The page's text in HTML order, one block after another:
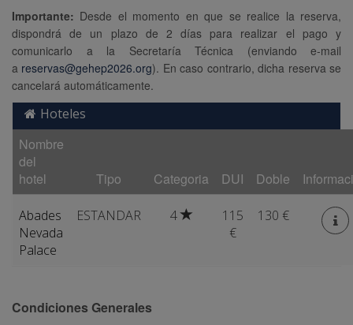
Importante: Desde el momento en que se realice la reserva,
dispondrá de un plazo de 2 días para realizar el pago y
comunicarlo a la Secretaría Técnica (enviando e-mail
a reservas@gehep2026.org). En caso contrario, dicha reserva se
cancelará automáticamente.
Hoteles
Nombre
del
hotel
Tipo Categoria DUI Doble
Abades
Nevada
Palace
ESTANDAR 4
115
€
130 €
Condiciones Generales